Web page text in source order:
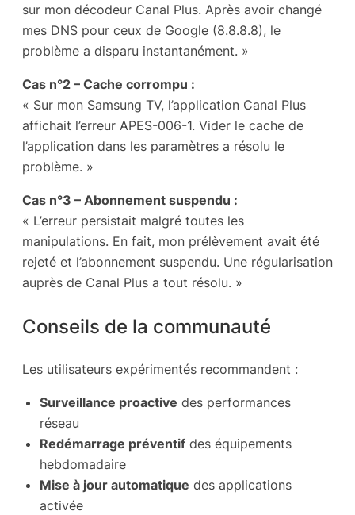
sur mon décodeur Canal Plus. Après avoir changé
mes DNS pour ceux de Google (8.8.8.8), le
problème a disparu instantanément. »
Cas n°2 – Cache corrompu :
« Sur mon Samsung TV, l’application Canal Plus
affichait l’erreur APES-006-1. Vider le cache de
l’application dans les paramètres a résolu le
problème. »
Cas n°3 – Abonnement suspendu :
« L’erreur persistait malgré toutes les
manipulations. En fait, mon prélèvement avait été
rejeté et l’abonnement suspendu. Une régularisation
auprès de Canal Plus a tout résolu. »
Conseils de la communauté
Les utilisateurs expérimentés recommandent :
Surveillance proactive des performances
réseau
Redémarrage préventif des équipements
hebdomadaire
Mise à jour automatique des applications
activée